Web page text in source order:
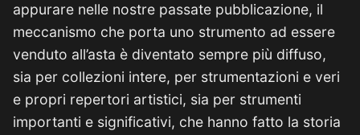
appurare nelle nostre passate pubblicazione, il
meccanismo che porta uno strumento ad essere
venduto all’asta è diventato sempre più diffuso,
sia per collezioni intere, per strumentazioni e veri
e propri repertori artistici, sia per strumenti
importanti e significativi, che hanno fatto la storia